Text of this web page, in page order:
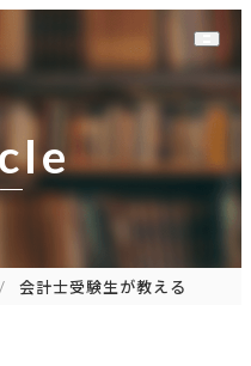
会計士受験生が教える！モチ